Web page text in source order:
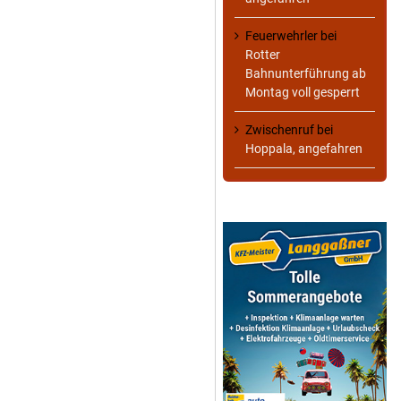
Feuerwehrler bei
Rotter
Bahnunterführung ab
Montag voll gesperrt
Zwischenruf bei
Hoppala, angefahren